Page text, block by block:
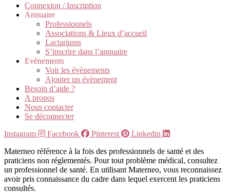
Connexion / Inscription
Annuaire
Professionnels
Associations & Lieux d’accueil
Lactariums
S’inscrire dans l’annuaire
Evènements
Voir les évènements
Ajouter un évènement
Besoin d’aide ?
A propos
Nous contacter
Se déconnecter
Instagram
Facebook Pinterest
Linkedin
Materneo référence à la fois des professionnels de santé et des
praticiens non réglementés. Pour tout problème médical, consultez
un professionnel de santé. En utilisant Materneo, vous reconnaissez
avoir pris connaissance du cadre dans lequel exercent les praticiens
consultés.